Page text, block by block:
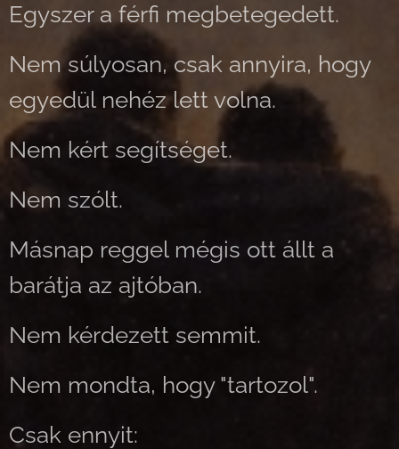
Egyszer a férfi megbetegedett.
Nem súlyosan, csak annyira, hogy
egyedül nehéz lett volna.
Nem kért segítséget.
Nem szólt.
Másnap reggel mégis ott állt a
barátja az ajtóban.
Nem kérdezett semmit.
Nem mondta, hogy "tartozol".
Csak ennyit: